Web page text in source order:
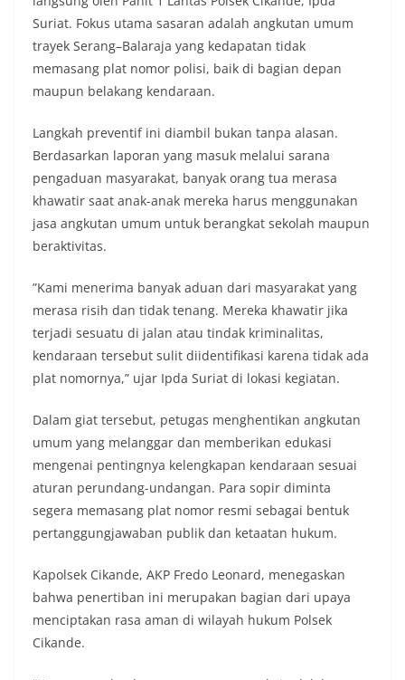
Suriat. Fokus utama sasaran adalah angkutan umum
trayek Serang–Balaraja yang kedapatan tidak
memasang plat nomor polisi, baik di bagian depan
maupun belakang kendaraan.
​Langkah preventif ini diambil bukan tanpa alasan.
Berdasarkan laporan yang masuk melalui sarana
pengaduan masyarakat, banyak orang tua merasa
khawatir saat anak-anak mereka harus menggunakan
jasa angkutan umum untuk berangkat sekolah maupun
beraktivitas.
​”Kami menerima banyak aduan dari masyarakat yang
merasa risih dan tidak tenang. Mereka khawatir jika
terjadi sesuatu di jalan atau tindak kriminalitas,
kendaraan tersebut sulit diidentifikasi karena tidak ada
plat nomornya,” ujar Ipda Suriat di lokasi kegiatan.
​Dalam giat tersebut, petugas menghentikan angkutan
umum yang melanggar dan memberikan edukasi
mengenai pentingnya kelengkapan kendaraan sesuai
aturan perundang-undangan. Para sopir diminta
segera memasang plat nomor resmi sebagai bentuk
pertanggungjawaban publik dan ketaatan hukum.
​Kapolsek Cikande, AKP Fredo Leonard, menegaskan
bahwa penertiban ini merupakan bagian dari upaya
menciptakan rasa aman di wilayah hukum Polsek
Cikande.